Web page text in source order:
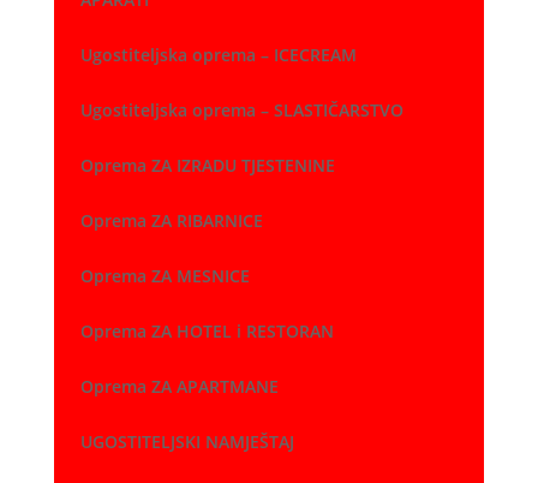
Ugostiteljska oprema – ICECREAM
Ugostiteljska oprema – SLASTIČARSTVO
Oprema ZA IZRADU TJESTENINE
Oprema ZA RIBARNICE
Oprema ZA MESNICE
Oprema ZA HOTEL i RESTORAN
Oprema ZA APARTMANE
UGOSTITELJSKI NAMJEŠTAJ